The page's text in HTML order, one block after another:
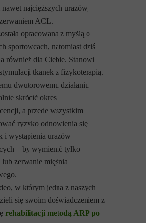
najcięższych urazów,
ACL.
opracowana z myślą o
sportowcach, natomiast dziś
również dla Ciebie. Stanowi
stymulacji tkanek z fizykoterapią.
dwutorowemu działaniu
skrócić okres
a przede wszystkim
ryzyko odnowienia się
i wystąpienia urazów
– by wymienić tylko
lub zerwanie mięśnia
w którym jedna z naszych
się swoim doświadczeniem z
rehabilitacji metodą ARP po